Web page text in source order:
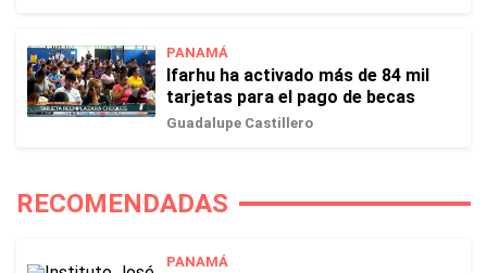
PANAMÁ
Ifarhu ha activado más de 84 mil
tarjetas para el pago de becas
Guadalupe Castillero
RECOMENDADAS
PANAMÁ